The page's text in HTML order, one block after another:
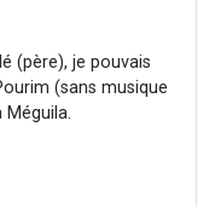
(père), je pouvais
(sans musique